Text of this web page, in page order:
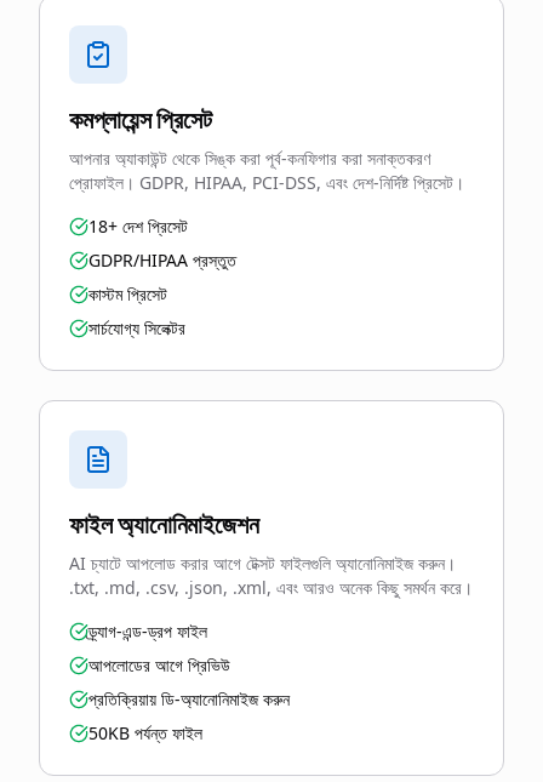
কমপ্লায়েন্স প্রিসেট
আপনার অ্যাকাউন্ট থেকে সিঙ্ক করা পূর্ব-কনফিগার করা সনাক্তকরণ
প্রোফাইল। GDPR, HIPAA, PCI-DSS, এবং দেশ-নির্দিষ্ট প্রিসেট।
18+ দেশ প্রিসেট
GDPR/HIPAA প্রস্তুত
কাস্টম প্রিসেট
সার্চযোগ্য সিলেক্টর
ফাইল অ্যানোনিমাইজেশন
AI চ্যাটে আপলোড করার আগে টেক্সট ফাইলগুলি অ্যানোনিমাইজ করুন।
.txt, .md, .csv, .json, .xml, এবং আরও অনেক কিছু সমর্থন করে।
ড্র্যাগ-এন্ড-ড্রপ ফাইল
আপলোডের আগে প্রিভিউ
প্রতিক্রিয়ায় ডি-অ্যানোনিমাইজ করুন
50KB পর্যন্ত ফাইল